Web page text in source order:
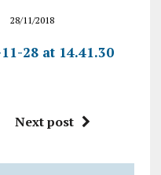
28/11/2018
Next post